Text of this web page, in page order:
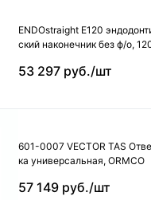
ENDOstraight E120
ский наконечник без ф/о,
53 297 руб./шт
601-0007 VECTOR TAS
ка универсальная, ORMCO
57 149 руб./шт